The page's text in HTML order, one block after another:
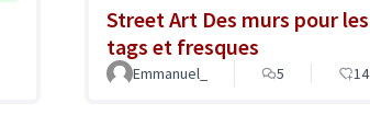
Street Art Des murs pour les
tags et fresques
Emmanuel_ 5 14